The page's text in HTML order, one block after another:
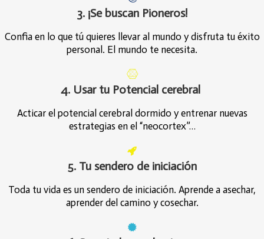
3. ¡Se buscan Pioneros!
Confia en lo que tú quieres llevar al mundo y disfruta tu éxito
personal. El mundo te necesita.
4. Usar tu Potencial cerebral
Acticar el potencial cerebral dormido y entrenar nuevas
estrategias en el “neocortex”…
5. Tu sendero de iniciación
Toda tu vida es un sendero de iniciación. Aprende a asechar,
aprender del camino y cosechar.